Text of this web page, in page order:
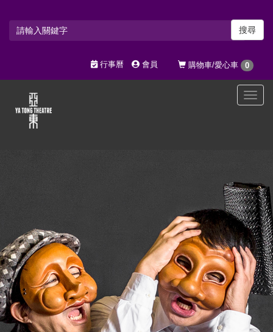
搜尋
購物車/愛心車 0
行事曆 會員
選